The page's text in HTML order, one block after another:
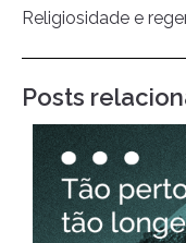
Religiosidade e
Posts